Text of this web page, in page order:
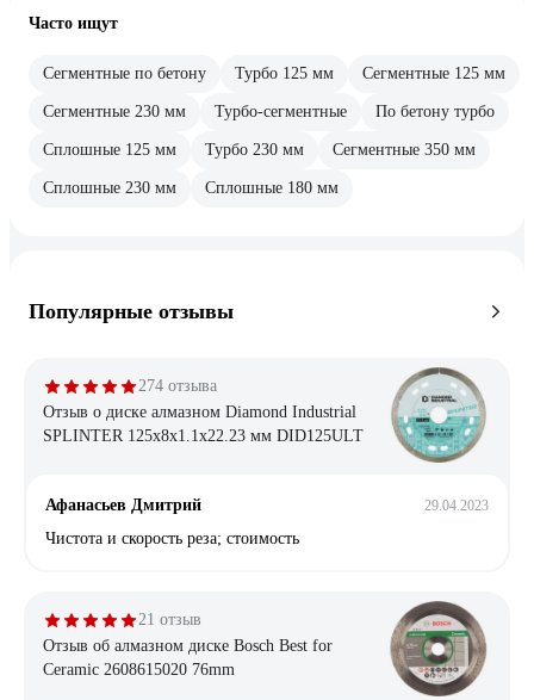
Часто ищут
Сегментные по бетону Турбо 125 мм Сегментные 125 мм
Сегментные 230 мм Турбо-сегментные По бетону турбо
Сплошные 125 мм Турбо 230 мм Сегментные 350 мм
Сплошные 230 мм Сплошные 180 мм
Популярные отзывы
274 отзыва
Отзыв о диске алмазном Diamond Industrial
SPLINTER 125x8x1.1x22.23 мм DID125ULT
Афанасьев Дмитрий 29.04.2023
Чистота и скорость реза; стоимость
21 отзыв
Отзыв об алмазном диске Bosch Best for
Ceramic 2608615020 76mm